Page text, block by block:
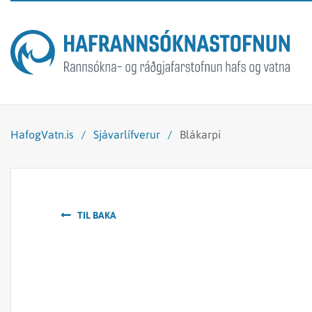
HafogVatn.is / Sjávarlífverur / Blákarpi
TIL BAKA